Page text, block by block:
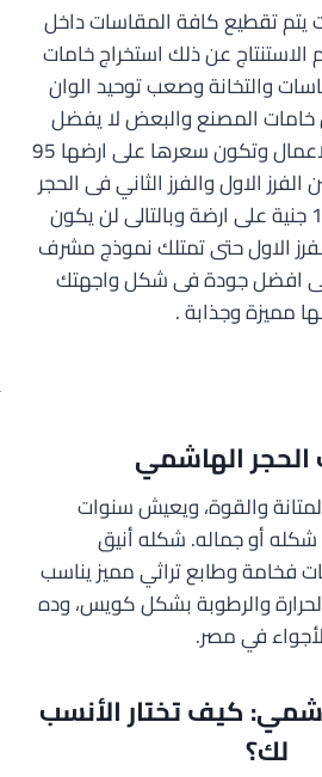
يتم تقطيع كافة المقاسات داخل
الاستنتاج عن ذلك استخراج خامات
والتخانة وصعب توحيد الوان
المصنع والبعض لا يفضل
استخدام الخامة فى الاعمال وتكون سعرها على ارضها 95
الفرز الاول والفرز الثاني فى الحجر
الهاشمي الهيصم 15 جنية على ارضة وبالتالى لن يكون
الاول حتى تمتلك نموذج مشرف
افضل جودة فى شكل واجهتك
مميزة وجذابة .
الحجر الهاشمي
والقوة، ويعيش سنوات
أو جماله. شكله أنيق
فخامة وطابع تراثي مميز يناسب
والرطوبة بشكل كويس، وده
في مصر.
كيف تختار الأنسب
لك؟